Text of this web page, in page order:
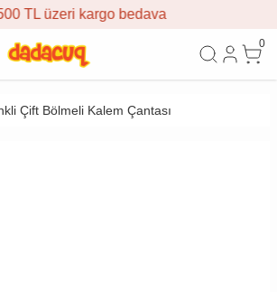
bedava
0
Çift Bölmeli Kalem Çantası